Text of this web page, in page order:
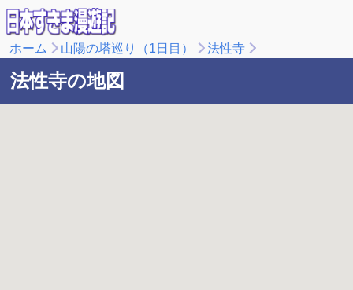
ホーム 山陽の塔巡り（1日目） 法性寺
法性寺の地図